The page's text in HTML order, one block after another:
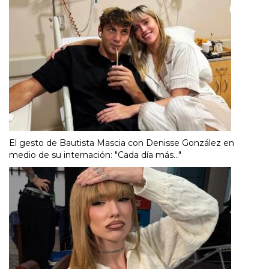
El gesto de Bautista Mascia con Denisse González en
medio de su internación: "Cada día más..."